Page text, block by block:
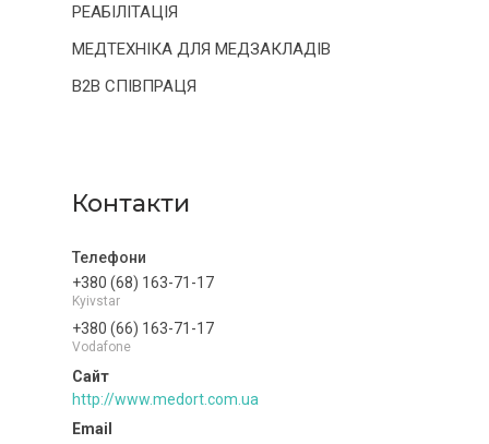
РЕАБІЛІТАЦІЯ
МЕДТЕХНІКА ДЛЯ МЕДЗАКЛАДІВ
B2B СПІВПРАЦЯ
Контакти
+380 (68) 163-71-17
Kyivstar
+380 (66) 163-71-17
Vodafone
http://www.medort.com.ua